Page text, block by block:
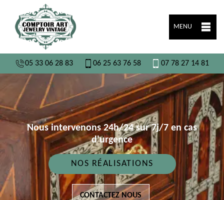
MENU
05 33 06 28 83 06 25 63 76 58 07 78 27 14 81
Nous intervenons 24h/24 sur 7j/7 en cas
d'urgence
NOS RÉALISATIONS
CONTACTEZ NOUS